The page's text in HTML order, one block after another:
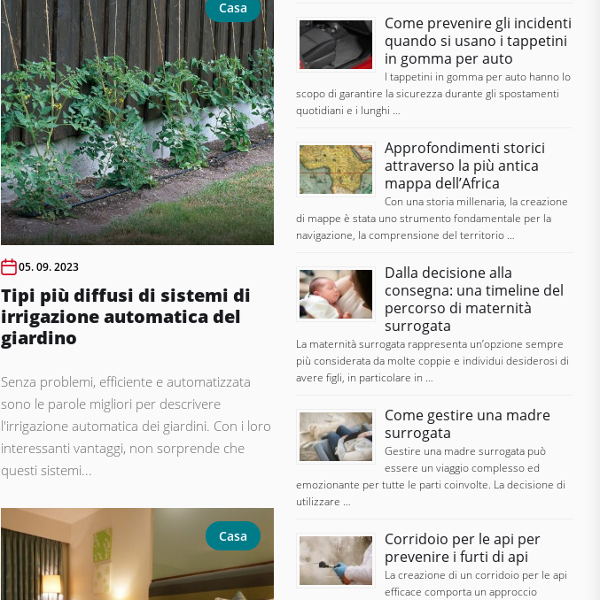
Casa
05. 09. 2023
Tipi più diffusi di sistemi di
irrigazione automatica del
giardino
Senza problemi, efficiente e automatizzata
sono le parole migliori per descrivere
l'irrigazione automatica dei giardini. Con i loro
interessanti vantaggi, non sorprende che
questi sistemi...
Casa
Come prevenire gli incidenti
quando si usano i tappetini
in gomma per auto
I tappetini in gomma per auto hanno lo
scopo di garantire la sicurezza durante gli spostamenti
quotidiani e i lunghi …
Approfondimenti storici
attraverso la più antica
mappa dell’Africa
Con una storia millenaria, la creazione
di mappe è stata uno strumento fondamentale per la
navigazione, la comprensione del territorio …
Dalla decisione alla
consegna: una timeline del
percorso di maternità
surrogata
La maternità surrogata rappresenta un’opzione sempre
più considerata da molte coppie e individui desiderosi di
avere figli, in particolare in …
Come gestire una madre
surrogata
Gestire una madre surrogata può
essere un viaggio complesso ed
emozionante per tutte le parti coinvolte. La decisione di
utilizzare …
Corridoio per le api per
prevenire i furti di api
La creazione di un corridoio per le api
efficace comporta un approccio